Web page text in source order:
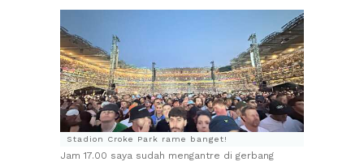
Stadion Croke Park rame banget!
Jam 17.00 saya sudah mengantre di gerbang